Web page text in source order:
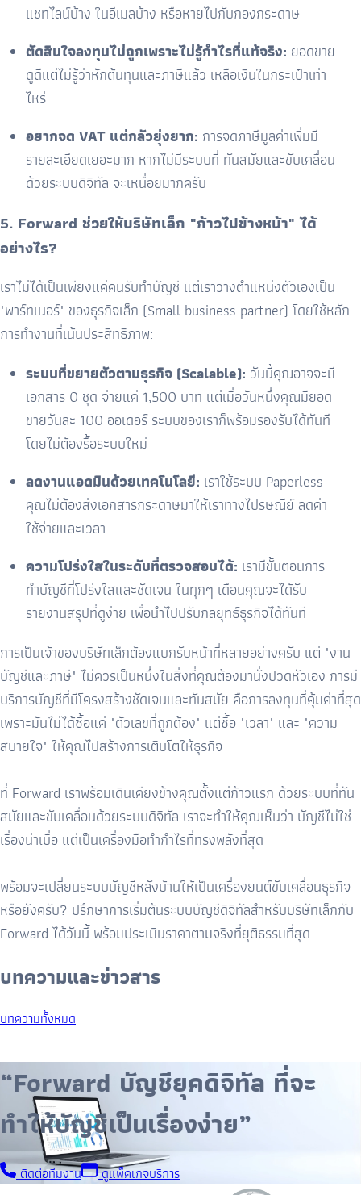
แชทไลน์บ้าง ในอีเมลบ้าง หรือหายไปกับกองกระดาษ
ตัดสินใจลงทุนไม่ถูกเพราะไม่รู้กำไรที่แท้จริง: ยอดขาย
ดูดีแต่ไม่รู้ว่าหักต้นทุนและภาษีแล้ว เหลือเงินในกระเป๋าเท่า
ไหร่
อยากจด VAT แต่กลัวยุ่งยาก: การจดภาษีมูลค่าเพิ่มมี
รายละเอียดเยอะมาก หากไม่มีระบบที่ ทันสมัยและขับเคลื่อน
ด้วยระบบดิจิทัล จะเหนื่อยมากครับ
5. Forward ช่วยให้บริษัทเล็ก "ก้าวไปข้างหน้า" ได้
อย่างไร?
เราไม่ได้เป็นเพียงแค่คนรับทำบัญชี แต่เราวางตำแหน่งตัวเองเป็น
"พาร์ทเนอร์" ของธุรกิจเล็ก (Small business partner) โดยใช้หลัก
การทำงานที่เน้นประสิทธิภาพ:
ระบบที่ขยายตัวตามธุรกิจ (Scalable): วันนี้คุณอาจจะมี
เอกสาร 0 ชุด จ่ายแค่ 1,500 บาท แต่เมื่อวันหนึ่งคุณมียอด
ขายวันละ 100 ออเดอร์ ระบบของเราก็พร้อมรองรับได้ทันที
โดยไม่ต้องรื้อระบบใหม่
ลดงานแอดมินด้วยเทคโนโลยี: เราใช้ระบบ Paperless
คุณไม่ต้องส่งเอกสารกระดาษมาให้เราทางไปรษณีย์ ลดค่า
ใช้จ่ายและเวลา
ความโปร่งใสในระดับที่ตรวจสอบได้: เรามีขั้นตอนการ
ทำบัญชีที่โปร่งใสและชัดเจน ในทุกๆ เดือนคุณจะได้รับ
รายงานสรุปที่ดูง่าย เพื่อนำไปปรับกลยุทธ์ธุรกิจได้ทันที
การเป็นเจ้าของบริษัทเล็กต้องแบกรับหน้าที่หลายอย่างครับ แต่ "งาน
บัญชีและภาษี" ไม่ควรเป็นหนึ่งในสิ่งที่คุณต้องมานั่งปวดหัวเอง การมี
บริการบัญชีที่มีโครงสร้างชัดเจนและทันสมัย คือการลงทุนที่คุ้มค่าที่สุด
เพราะมันไม่ได้ซื้อแค่ "ตัวเลขที่ถูกต้อง" แต่ซื้อ "เวลา" และ "ความ
สบายใจ" ให้คุณไปสร้างการเติบโตให้ธุรกิจ
ที่ Forward เราพร้อมเดินเคียงข้างคุณตั้งแต่ก้าวแรก ด้วยระบบที่ทัน
สมัยและขับเคลื่อนด้วยระบบดิจิทัล เราจะทำให้คุณเห็นว่า บัญชีไม่ใช่
เรื่องน่าเบื่อ แต่เป็นเครื่องมือทำกำไรที่ทรงพลังที่สุด
พร้อมจะเปลี่ยนระบบบัญชีหลังบ้านให้เป็นเครื่องยนต์ขับเคลื่อนธุรกิจ
หรือยังครับ? ปรึกษาการเริ่มต้นระบบบัญชีดิจิทัลสำหรับบริษัทเล็กกับ
Forward ได้วันนี้ พร้อมประเมินราคาตามจริงที่ยุติธรรมที่สุด
บทความและข่าวสาร
บทความทั้งหมด
“Forward บัญชียุคดิจิทัล ที่จะ
ทำให้บัญชีเป็นเรื่องง่าย”
ติดต่อทีมงาน ดูแพ็คเกจบริการ